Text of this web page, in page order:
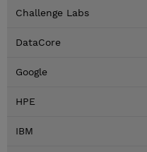
Challenge Labs
DataCore
Google
HPE
IBM